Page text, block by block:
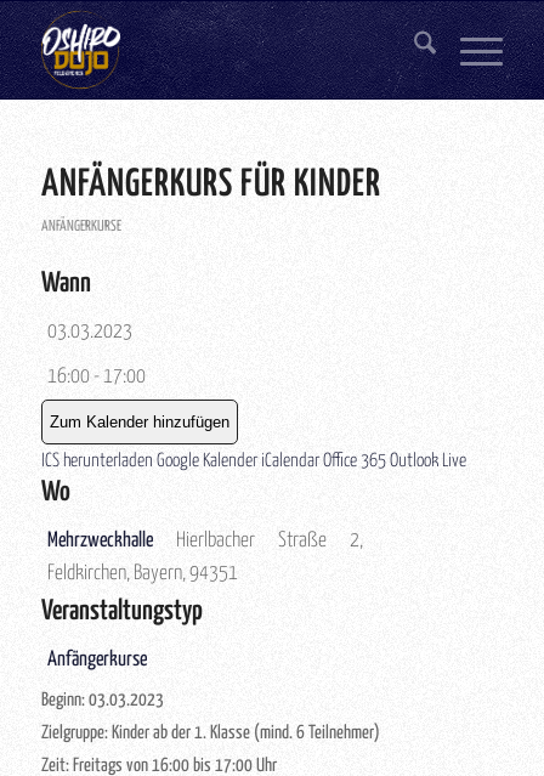
ANFÄNGERKURS FÜR KINDER
ANFÄNGERKURSE
Wann
03.03.2023
16:00 - 17:00
Zum Kalender hinzufügen
ICS herunterladen Google Kalender iCalendar Office 365 Outlook Live
Wo
MehrzweckhalleHierlbacher Straße 2,
Feldkirchen, Bayern, 94351
Veranstaltungstyp
Anfängerkurse
Beginn: 03.03.2023
Zielgruppe: Kinder ab der 1. Klasse (mind. 6 Teilnehmer)
Zeit: Freitags von 16:00 bis 17:00 Uhr